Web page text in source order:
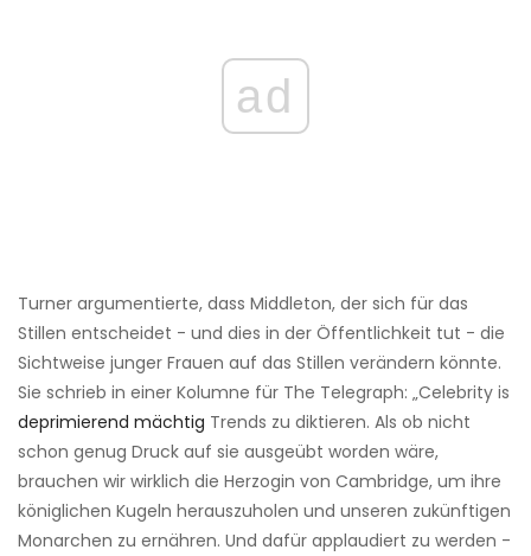
ad
Turner argumentierte, dass Middleton, der sich für das
Stillen entscheidet - und dies in der Öffentlichkeit tut - die
Sichtweise junger Frauen auf das Stillen verändern könnte.
Sie schrieb in einer Kolumne für The Telegraph: „Celebrity is
deprimierend mächtig Trends zu diktieren. Als ob nicht
schon genug Druck auf sie ausgeübt worden wäre,
brauchen wir wirklich die Herzogin von Cambridge, um ihre
königlichen Kugeln herauszuholen und unseren zukünftigen
Monarchen zu ernähren. Und dafür applaudiert zu werden -